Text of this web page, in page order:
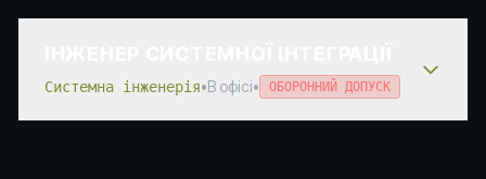
Системна інженерія•В офісі• ОБОРОННИЙ ДОПУСК